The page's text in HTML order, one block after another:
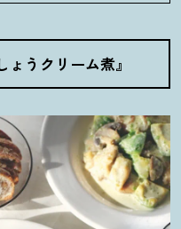
ょうクリーム煮』